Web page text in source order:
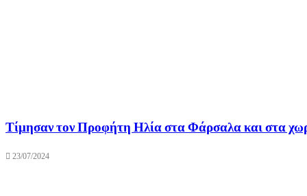
Τίμησαν τον Προφήτη Ηλία στα Φάρσαλα και στα
23/07/2024